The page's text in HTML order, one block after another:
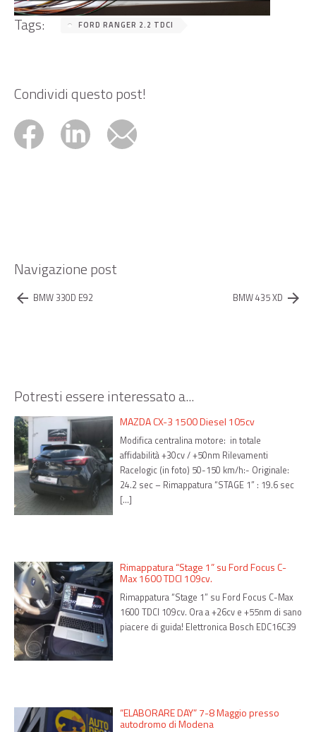
Tags: FORD RANGER 2.2 TDCI
Condividi questo post!
Navigazione post
arrow_back BMW 330D E92 BMW 435 XD arrow_forward
Potresti essere interessato a...
MAZDA CX-3 1500 Diesel 105cv
Modifica centralina motore: in totale
affidabilità +30cv / +50nm Rilevamenti
Racelogic (in foto) 50-150 km/h:- Originale:
24.2 sec – Rimappatura “STAGE 1” : 19.6 sec
[…]
Rimappatura “Stage 1” su Ford Focus C-
Max 1600 TDCI 109cv.
Rimappatura “Stage 1” su Ford Focus C-Max
1600 TDCI 109cv. Ora a +26cv e +55nm di sano
piacere di guida! Elettronica Bosch EDC16C39
“ELABORARE DAY” 7-8 Maggio presso
autodromo di Modena